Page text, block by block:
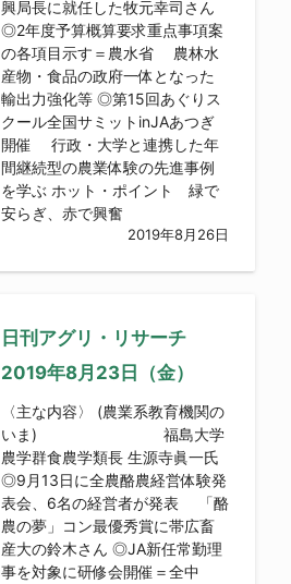
興局長に就任した牧元幸司さん
◎2年度予算概算要求重点事項案
の各項目示す＝農水省 農林水
産物・食品の政府一体となった
輸出力強化等 ◎第15回あぐりス
クール全国サミットinJAあつぎ
開催 行政・大学と連携した年
間継続型の農業体験の先進事例
を学ぶ ホット・ポイント 緑で
安らぎ、赤で興奮
2019年8月26日
日刊アグリ・リサーチ
2019年8月23日（金）
〈主な内容〉 (農業系教育機関の
いま) 福島大学
農学群食農学類長 生源寺眞一氏
◎9月13日に全農酪農経営体験発
表会、6名の経営者が発表 「酪
農の夢」コン最優秀賞に帯広畜
産大の鈴木さん ◎JA新任常勤理
事を対象に研修会開催＝全中